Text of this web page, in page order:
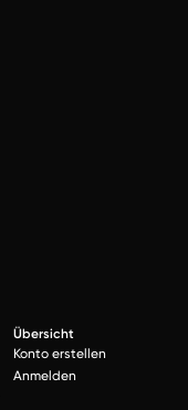
Übersicht
Konto erstellen
Anmelden